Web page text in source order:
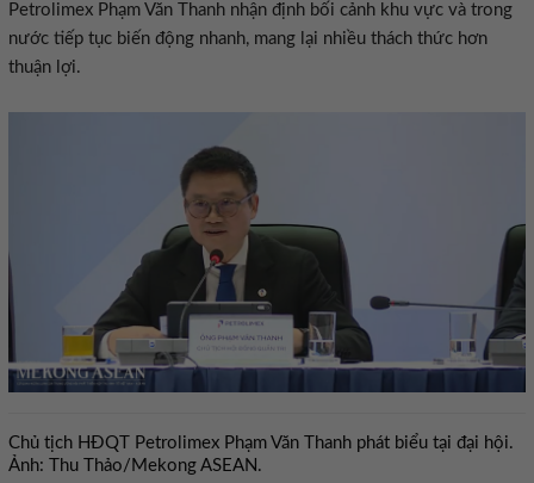
Petrolimex Phạm Văn Thanh nhận định bối cảnh khu vực và trong
nước tiếp tục biến động nhanh, mang lại nhiều thách thức hơn
thuận lợi.
Chủ tịch HĐQT Petrolimex Phạm Văn Thanh phát biểu tại đại hội.
Ảnh: Thu Thảo/Mekong ASEAN.